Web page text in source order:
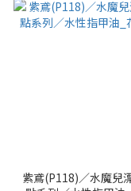
紫鳶(P118)／水魔兒